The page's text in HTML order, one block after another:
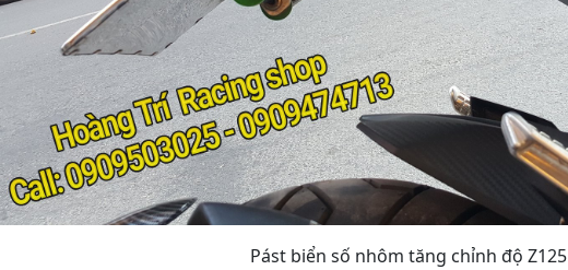
Pást biển số nhôm tăng chỉnh độ Z125